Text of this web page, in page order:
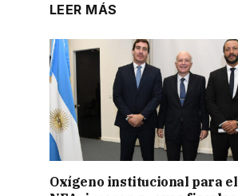
LEER MÁS
Oxígeno institucional para el